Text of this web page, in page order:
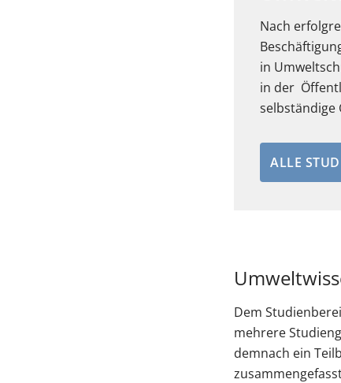
Nach
in
in der
selbständige
ALLE
Dem
mehrere
demnach ein